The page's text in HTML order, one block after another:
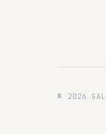
© 2026